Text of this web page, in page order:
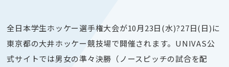
全日本学生ホッケー選手権大会が10月23日(水)?27日(日)に
東京都の大井ホッケー競技場で開催されます。UNIVAS公
式サイトでは男女の準々決勝（ノースピッチの試合を配